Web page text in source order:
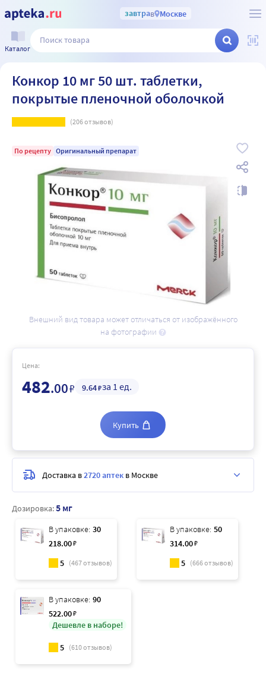
завтрав Москве
Каталог
Конкор 10 мг 50 шт. таблетки,
покрытые пленочной оболочкой
(206отзывов)
По рецепту Оригинальный препарат
Внешний вид товара может отличаться от изображённого
на фотографии
Дозировка:5 мг
В упаковке: 30
218.00₽
5 (467отзывов)
В упаковке: 50
314.00₽
5 (666отзывов)
В упаковке: 90
522.00₽
Дешевле в наборе!
5 (610отзывов)
Цена:
482.00₽ 9.64₽за 1 ед.
Купить
Доставка в2720 аптек в Москве